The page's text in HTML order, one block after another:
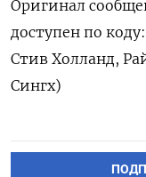
Оригинал
доступен по
Стив Холланд,
Сингх)